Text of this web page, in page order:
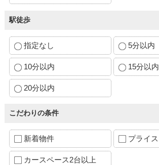
駅徒歩
指定なし 5分以内
10分以内 15分以内
20分以内
こだわりの条件
新着物件 プライ
カースペース2台以上